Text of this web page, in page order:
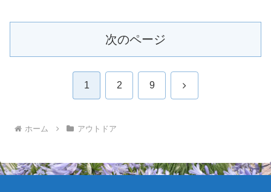
次のページ
1 2 9 次
ホーム アウトドア